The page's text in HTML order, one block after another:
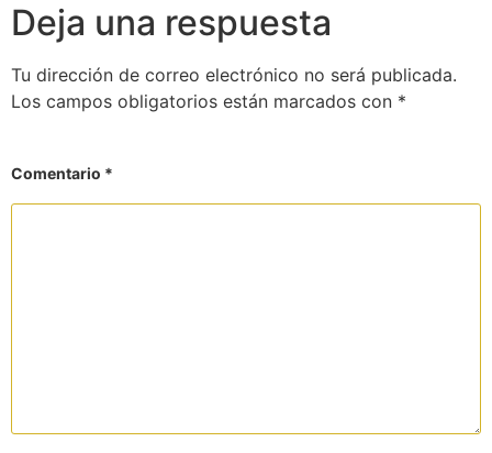
Deja una respuesta
Tu dirección de correo electrónico no será publicada.
Los campos obligatorios están marcados con *
Comentario *